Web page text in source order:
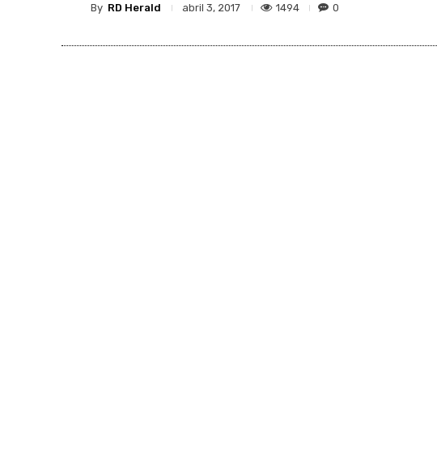
By RD Herald abril 3, 2017 1494 0